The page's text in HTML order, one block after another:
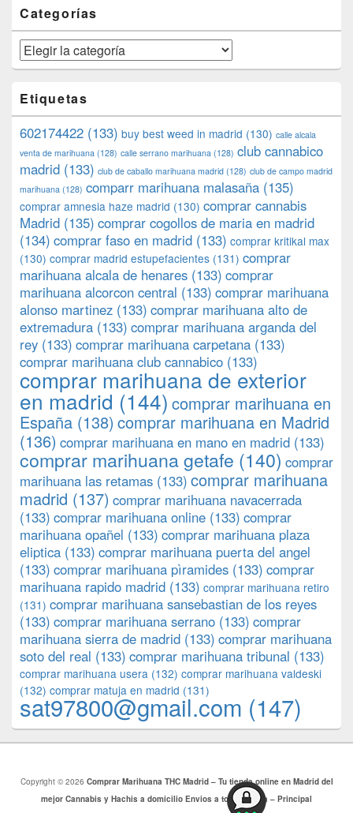
Categorías
Categorías
Etiquetas
602174422 (133) buy best weed in madrid (130) calle alcala
venta de marihuana (128) calle serrano marihuana (128) club cannabico
madrid (133) club de caballo marihuana madrid (128) club de campo madrid
marihuana (128) comparr marihuana malasaña (135)
comprar amnesia haze madrid (130) comprar cannabis
Madrid (135) comprar cogollos de maria en madrid
(134) comprar faso en madrid (133) comprar kritikal max
(130) comprar madrid estupefacientes (131) comprar
marihuana alcala de henares (133) comprar
marihuana alcorcon central (133) comprar marihuana
alonso martinez (133) comprar marihuana alto de
extremadura (133) comprar marihuana arganda del
rey (133) comprar marihuana carpetana (133)
comprar marihuana club cannabico (133)
comprar marihuana de exterior
en madrid (144) comprar marihuana en
España (138) comprar marihuana en Madrid
(136) comprar marihuana en mano en madrid (133)
comprar marihuana getafe (140) comprar
marihuana las retamas (133) comprar marihuana
madrid (137) comprar marihuana navacerrada
(133) comprar marihuana online (133) comprar
marihuana opañel (133) comprar marihuana plaza
eliptica (133) comprar marihuana puerta del angel
(133) comprar marihuana pìramides (133) comprar
marihuana rapido madrid (133) comprar marihuana retiro
(131) comprar marihuana sansebastian de los reyes
(133) comprar marihuana serrano (133) comprar
marihuana sierra de madrid (133) comprar marihuana
soto del real (133) comprar marihuana tribunal (133)
comprar marihuana usera (132) comprar marihuana valdeski
(132) comprar matuja en madrid (131)
sat97800@gmail.com (147)
Copyright © 2026 Comprar Marihuana THC Madrid – Tu tienda online en Madrid del
mejor Cannabis y Hachis a domicilio Envios a toda Europa – Principal